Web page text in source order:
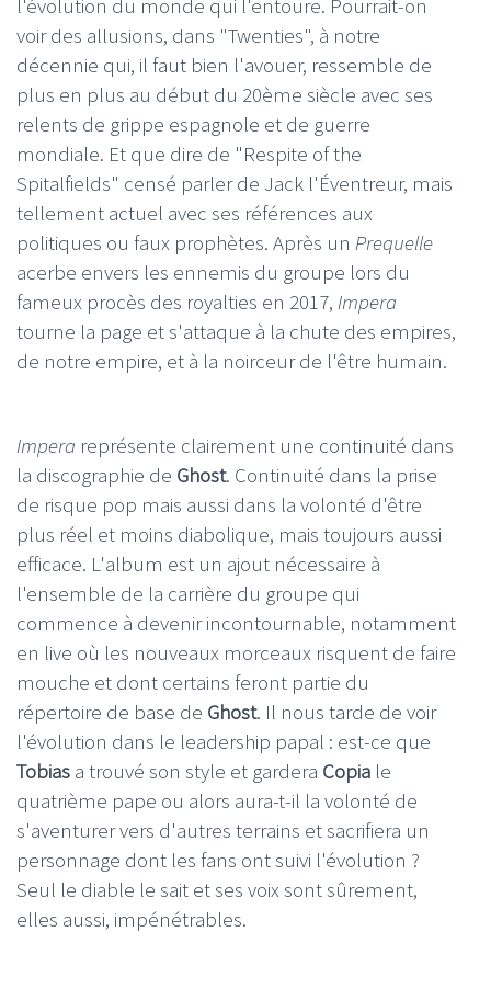
l'évolution du monde qui l'entoure. Pourrait-on
voir des allusions, dans "Twenties", à notre
décennie qui, il faut bien l'avouer, ressemble de
plus en plus au début du 20ème siècle avec ses
relents de grippe espagnole et de guerre
mondiale. Et que dire de "Respite of the
Spitalfields" censé parler de Jack l'Éventreur, mais
tellement actuel avec ses références aux
politiques ou faux prophètes. Après un Prequelle
acerbe envers les ennemis du groupe lors du
fameux procès des royalties en 2017, Impera
tourne la page et s'attaque à la chute des empires,
de notre empire, et à la noirceur de l'être humain.
Impera représente clairement une continuité dans
la discographie de Ghost. Continuité dans la prise
de risque pop mais aussi dans la volonté d'être
plus réel et moins diabolique, mais toujours aussi
efficace. L'album est un ajout nécessaire à
l'ensemble de la carrière du groupe qui
commence à devenir incontournable, notamment
en live où les nouveaux morceaux risquent de faire
mouche et dont certains feront partie du
répertoire de base de Ghost. Il nous tarde de voir
l'évolution dans le leadership papal : est-ce que
Tobias a trouvé son style et gardera Copia le
quatrième pape ou alors aura-t-il la volonté de
s'aventurer vers d'autres terrains et sacrifiera un
personnage dont les fans ont suivi l'évolution ?
Seul le diable le sait et ses voix sont sûrement,
elles aussi, impénétrables.